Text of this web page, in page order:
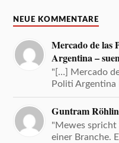
NEUE KOMMENTARE
Mercado de las
Argentina –
"[…] Mercado
Politi Argentina
Guntram
"Mewes spricht
einer Branche.